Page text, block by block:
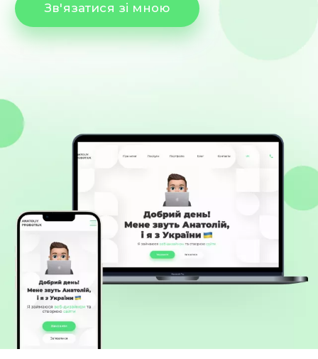
Зв'язатися зі мною
Надіслати